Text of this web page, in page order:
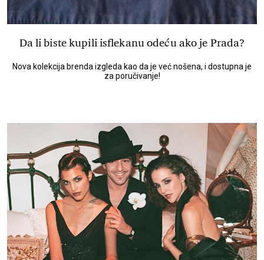
Da li biste kupili isflekanu odeću ako je Prada?
Nova kolekcija brenda izgleda kao da je već nošena, i dostupna je
za poručivanje!